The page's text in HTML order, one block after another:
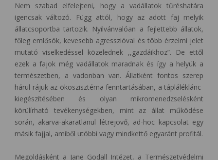
Nem szabad elfelejteni, hogy a vadállatok tűréshatára
igencsak változó. Függ attól, hogy az adott faj melyik
állatcsoportba tartozik. Nyilvánvalóan a fejlettebb állatok,
főleg emlősök, kevesebb agresszióval és több érzelmi jelet
mutató viselkedéssel közelednek ,,gazdáikhoz”. De ettől
ezek a fajok még vadállatok maradnak és így a helyük a
természetben, a vadonban van. Állatként fontos szerep
hárul rájuk az ökoszisztéma fenntartásában, a tápláléklánc-
kiegészítésében és olyan mikromenedzselésként
körülírható tevékenységekben, mint az állat működése
során, akarva-akaratlanul létrejövő, ad-hoc kapcsolat egy
másik fajjal, amiből utóbbi vagy mindkettő egyaránt profitál.
Megoldásként a Jane Godall Intézet, a Természetvédelmi